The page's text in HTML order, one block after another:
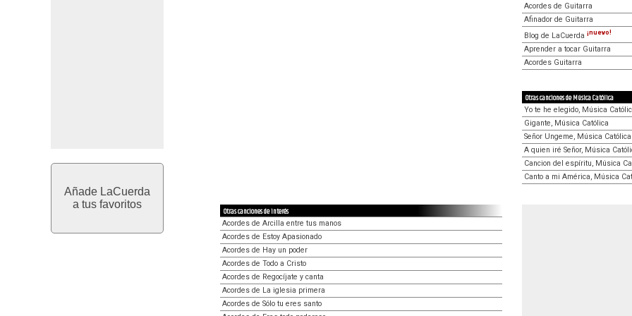
Añade LaCuerda
a tus favoritos
Acordes de Guitarra
Afinador de Guitarra
Blog de LaCuerda ¡nuevo!
Aprender a tocar Guitarra
Acordes Guitarra
Otras canciones de Música Católica
Yo te he elegido, Música
Gigante, Música Católica
Señor Ungeme, Música Católica
A quien iré Señor, Música
Cancion del espíritu, Música
Canto a mi América, Música
Otras canciones de interés
Acordes de Arcilla entre tus manos
Acordes de Estoy Apasionado
Acordes de Hay un poder
Acordes de Todo a Cristo
Acordes de Regocíjate y canta
Acordes de La iglesia primera
Acordes de Sólo tu eres santo